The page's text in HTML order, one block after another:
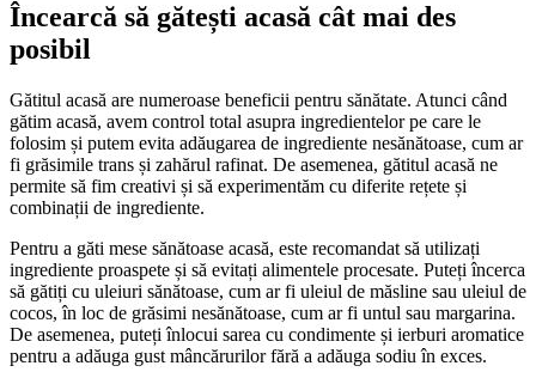
Încearcă să gătești acasă cât mai des
posibil
Gătitul acasă are numeroase beneficii pentru sănătate. Atunci când
gătim acasă, avem control total asupra ingredientelor pe care le
folosim și putem evita adăugarea de ingrediente nesănătoase, cum ar
fi grăsimile trans și zahărul rafinat. De asemenea, gătitul acasă ne
permite să fim creativi și să experimentăm cu diferite rețete și
combinații de ingrediente.
Pentru a găti mese sănătoase acasă, este recomandat să utilizați
ingrediente proaspete și să evitați alimentele procesate. Puteți încerca
să gătiți cu uleiuri sănătoase, cum ar fi uleiul de măsline sau uleiul de
cocos, în loc de grăsimi nesănătoase, cum ar fi untul sau margarina.
De asemenea, puteți înlocui sarea cu condimente și ierburi aromatice
pentru a adăuga gust mâncărurilor fără a adăuga sodiu în exces.